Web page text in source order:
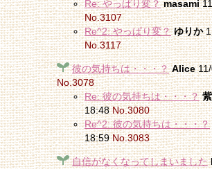
Re: やっぱり変？ masami
No.3107
Re^2: やっぱり変？ ゆりか
No.3117
彼の気持ちは・・・？ Alice11/
No.3078
Re: 彼の気持ちは・・・？
18:48No.3080
Re^2: 彼の気持ちは・・・？
18:59No.3083
自信がなくなってしまいました